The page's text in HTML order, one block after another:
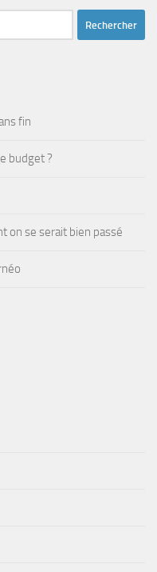
fin
budget ?
on se serait bien passé